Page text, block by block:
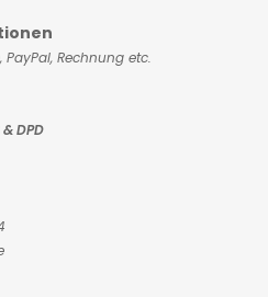
PayPal, Rechnung etc.
& DPD